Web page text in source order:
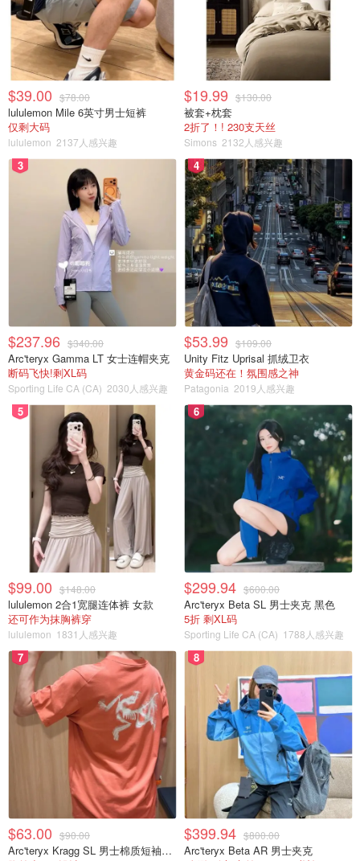
?试色?上嘴成冻，巨滋润：
$39.00 $78.00
lululemon Mile 6英寸男士短裤
仅剩大码
lululemon 2137人感兴趣
$19.99 $130.00
被套+枕套
2折了！! 230支天丝
Simons 2132人感兴趣
3
$237.96 $340.00
Arc'teryx Gamma LT 女士连帽夹克
断码飞快!剩XL码
Sporting Life CA (CA) 2030人感兴趣
4
$53.99 $109.00
Unity Fitz Uprisal 抓绒卫衣
黄金码还在！氛围感之神
Patagonia 2019人感兴趣
5
$99.00 $148.00
lululemon 2合1宽腿连体裤 女款
还可作为抹胸裤穿
lululemon 1831人感兴趣
6
$299.94 $600.00
Arc'teryx Beta SL 男士夹克 黑色
5折 剩XL码
Sporting Life CA (CA) 1788人感兴趣
7
$63.00 $90.00
Arc'teryx Kragg SL 男士棉质短袖T恤
8
$399.94 $800.00
Arc'teryx Beta AR 男士夹克